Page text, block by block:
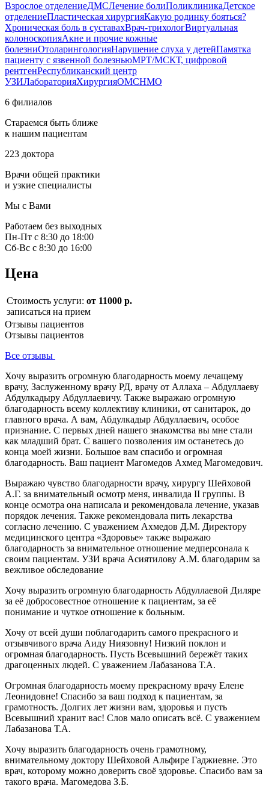
Взрослое отделениеДМСЛечение болиПоликлиникаДетское
отделениеПластическая хирургияКакую родинку бояться?
Хроническая боль в суставахВрач-трихологВиртуальная
колоноскопияАкне и прочие кожные
болезниОтоларингологияНарушение слуха у детейПамятка
пациенту с язвенной болезньюМРТ/МСКТ, цифровой
рентгенРеспубликанский центр
УЗИЛабораторияХирургияОМСНМО
6 филиалов
Стараемся быть ближе
к нашим пациентам
223 доктора
Врачи общей практики
и узкие специалисты
Мы с Вами
Работаем без выходных
Пн-Пт с 8:30 до 18:00
Сб-Вс с 8:30 до 16:00
Цена
Стоимость услуги: от 11000 р.
записаться на прием
Отзывы пациентов
Отзывы пациентов
Все отзывы
Хочу выразить огромную благодарность моему лечащему
врачу, Заслуженному врачу РД, врачу от Аллаха – Абдуллаеву
Абдулкадыру Абдуллаевичу. Также выражаю огромную
благодарность всему коллективу клиники, от санитарок, до
главного врача. А вам, Абдулкадыр Абдуллаевич, особое
признание. С первых дней нашего знакомства вы мне стали
как младший брат. С вашего позволения им останетесь до
конца моей жизни. Большое вам спасибо и огромная
благодарность. Ваш пациент Магомедов Ахмед Магомедович.
Выражаю чувство благодарности врачу, хирургу Шейховой
А.Г. за внимательный осмотр меня, инвалида II группы. В
конце осмотра она написала и рекомендовала лечение, указав
порядок лечения. Также рекомендовала пить лекарства
согласно лечению. С уважением Ахмедов Д.М. Директору
медицинского центра «Здоровье» также выражаю
благодарность за внимательное отношение медперсонала к
своим пациентам. УЗИ врача Асиятилову А.М. благодарим за
вежливое обследование
Хочу выразить огромную благодарность Абдуллаевой Диляре
за её добросовестное отношение к пациентам, за её
понимание и чуткое отношение к больным.
Хочу от всей души поблагодарить самого прекрасного и
отзывчивого врача Аиду Ниязовну! Низкий поклон и
огромная благодарность. Пусть Всевышний бережёт таких
драгоценных людей. С уважением Лабазанова Т.А.
Огромная благодарность моему прекрасному врачу Елене
Леонидовне! Спасибо за ваш подход к пациентам, за
грамотность. Долгих лет жизни вам, здоровья и пусть
Всевышний хранит вас! Слов мало описать всё. С уважением
Лабазанова Т.А.
Хочу выразить благодарность очень грамотному,
внимательному доктору Шейховой Альфире Гаджиевне. Это
врач, которому можно доверить своё здоровье. Спасибо вам за
такого врача. Магомедова З.Б.